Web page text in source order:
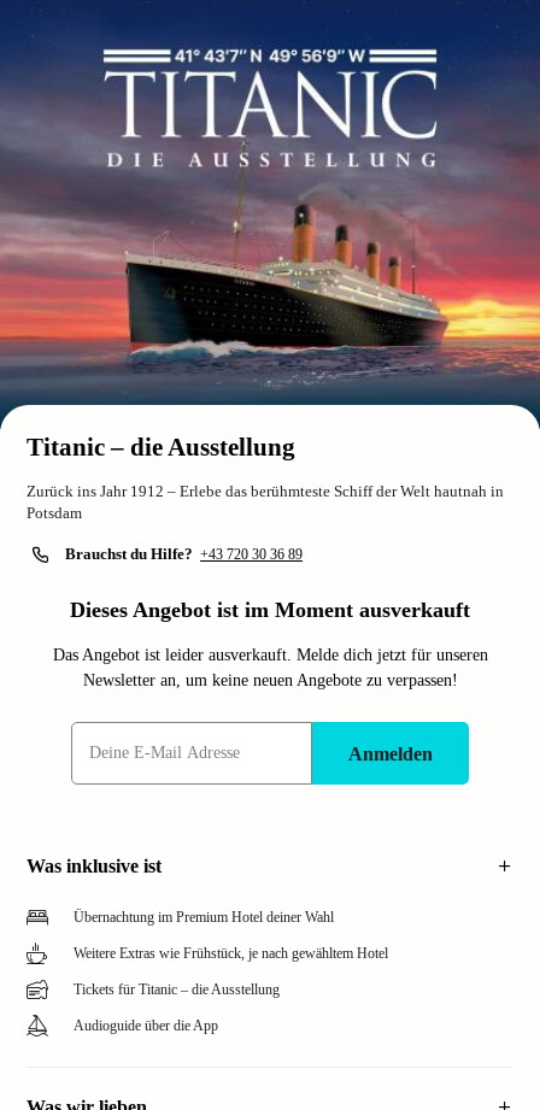
Titanic – die Ausstellung
Zurück ins Jahr 1912 – Erlebe das berühmteste Schiff der Welt hautnah in
Potsdam
Brauchst du Hilfe? +43 720 30 36 89
Dieses Angebot ist im Moment ausverkauft
Das Angebot ist leider ausverkauft. Melde dich jetzt für unseren
Newsletter an, um keine neuen Angebote zu verpassen!
Anmelden
Was inklusive ist
Übernachtung im Premium Hotel deiner Wahl
Weitere Extras wie Frühstück, je nach gewähltem Hotel
Tickets für Titanic – die Ausstellung
Audioguide über die App